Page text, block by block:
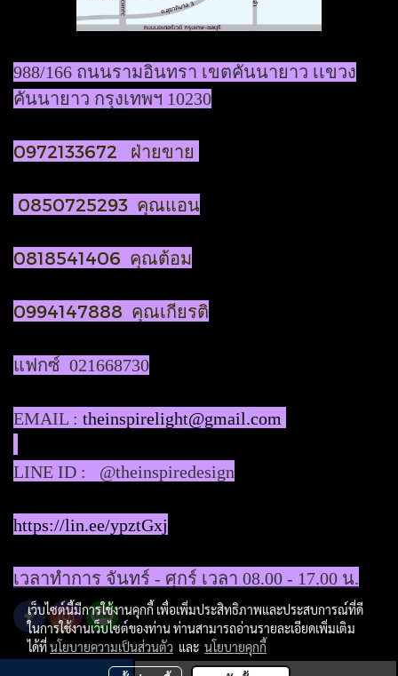
988/166 ถนนรามอินทรา เขตคันนายาว เเขวง
คันนายาว กรุงเทพฯ 10230
0972133672 ฝ่ายขาย
0850725293 คุณแอน
0818541406 คุณต้อม
0994147888 คุณเกียรติ
แฟกซ์ 021668730
EMAIL : theinspirelight@gmail.com
LINE ID : @theinspiredesign
https://lin.ee/ypztGxj
เวลาทำการ จันทร์ - ศุกร์ เวลา 08.00 - 17.00 น.
เว็บไซต์นี้มีการใช้งานคุกกี้ เพื่อเพิ่มประสิทธิภาพและประสบการณ์ที่ดี
ในการใช้งานเว็บไซต์ของท่าน ท่านสามารถอ่านรายละเอียดเพิ่มเติม
ได้ที่นโยบายความเป็นส่วนตัว และ นโยบายคุกกี้